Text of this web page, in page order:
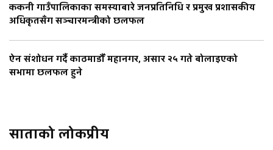
ककनी गाउँपालिकाका समस्याबारे जनप्रतिनिधि र प्रमुख प्रशासकीय
अधिकृतसँग सञ्चारमन्त्रीको छलफल
ऐन संशोधन गर्दै काठमाडौँ महानगर, असार २५ गते बोलाइएको
सभामा छलफल हुने
साताको लोकप्रीय